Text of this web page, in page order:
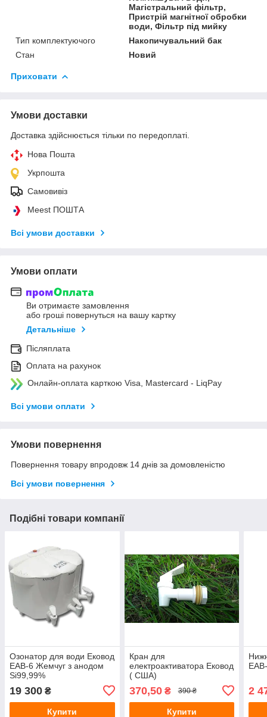
Магістральний фільтр,
Пристрій магнітної обробки
води, Фільтр під мийку
Тип комплектуючого
Накопичувальний бак
Стан
Новий
Приховати
Умови доставки
Доставка здійснюється тільки по передоплаті.
Нова Пошта
Укрпошта
Самовивіз
Meest ПОШТА
Всі умови доставки
Умови оплати
Ви отримаєте замовлення
або гроші повернуться на вашу картку
Детальніше
Післяплата
Оплата на рахунок
Онлайн-оплата карткою Visa, Mastercard - LiqPay
Всі умови оплати
Умови повернення
Повернення товару впродовж 14 днів за домовленістю
Всі умови повернення
Подібні товари компанії
Озонатор для води Ековод
ЕАВ-6 Жемчуг з анодом
Si99,99%
19 300 ₴
Купити
Кран для
електроактиватора Ековод
( США)
370,50₴ 390 ₴
Купити
2